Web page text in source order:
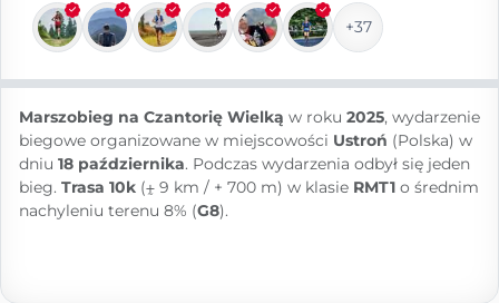
+37
Marszobieg na Czantorię Wielką w roku 2025, wydarzenie
biegowe organizowane w miejscowości Ustroń (Polska) w
dniu 18 października. Podczas wydarzenia odbył się jeden
bieg. Trasa 10k (⨦ 9 km / + 700 m) w klasie RMT1 o średnim
nachyleniu terenu 8% (G8).